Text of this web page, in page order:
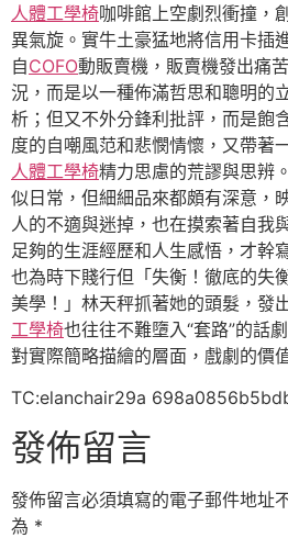
人體工學椅咖啡館上空劇烈衝撞，
異氣旋。實牛土豪猛地將信用卡插
自COFO動販賣機，販賣機發出痛
況，而是以一種佈滿哲思和聰明的
析；但又不外分鋒利批評，而是飽
度的自嘲風范和悲憫情懷，又帶著
人體工學椅精力思慮的荒謬與思辨
似日常，但細細品來都頗有深意，
人的不適與迷掉，也在摸索著自我
足夠的生涯經歷和人生感悟，才幹
也為時下賤行但「失衡！徹底的失
美學！」林天秤抓著她的頭髮，發
工學椅也往往不難墮入“套路”的話
對實際簡略描繪的層面，戲劇的價
TC:elanchair29a
發佈留言
發佈留言必須填寫的電子郵件地址
為 *